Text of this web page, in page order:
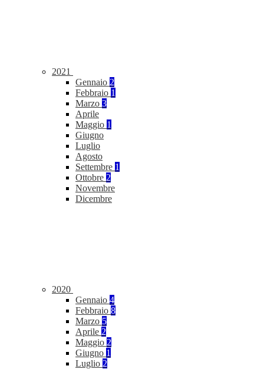
2021
Gennaio 2
Febbraio 1
Marzo 3
Aprile
Maggio 1
Giugno
Luglio
Agosto
Settembre 1
Ottobre 2
Novembre
Dicembre
2020
Gennaio 4
Febbraio 8
Marzo 5
Aprile 2
Maggio 2
Giugno 1
Luglio 2